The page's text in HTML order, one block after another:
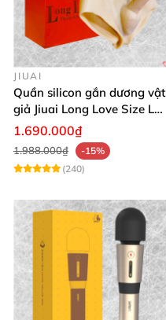
JIUAI
Quần silicon gắn dương vật
giả Jiuai Long Love Size L
hỗ trợ khoái cảm
1.690.000₫
1.988.000₫
-15%
(240)